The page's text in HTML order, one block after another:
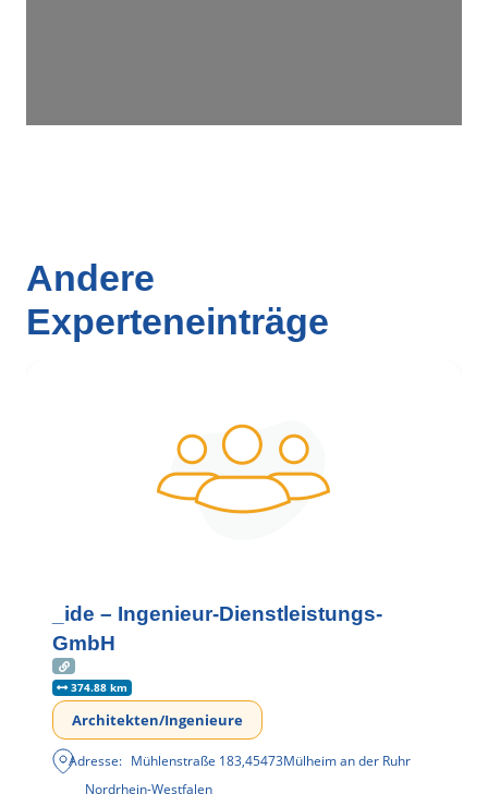
Andere
Experteneinträge
_ide – Ingenieur-Dienstleistungs-
GmbH
374.88 km
Architekten/Ingenieure
Adresse: Mühlenstraße 183,45473Mülheim an der Ruhr
Nordrhein-Westfalen